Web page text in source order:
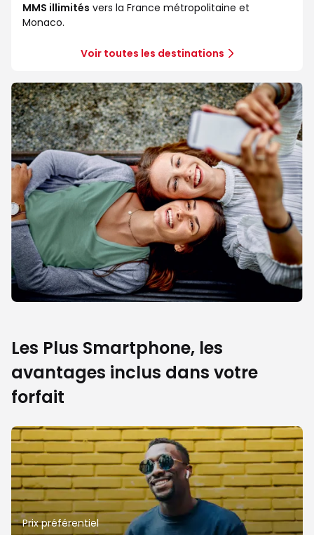
MMS illimités vers la France métropolitaine et
Monaco.
Voir toutes les destinations
Les Plus Smartphone, les
avantages inclus dans votre
forfait
Prix préférentiel